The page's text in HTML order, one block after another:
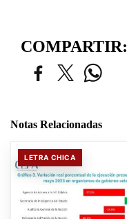
COMPARTIR:
Notas Relacionadas
LETRA CHICA